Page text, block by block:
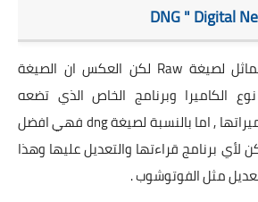
هذه الامتداد يعتبر مماثل لصيغة Raw لكن العكس ان الصيغة
الكاميرا وبرنامج الخاص الذي تضعه
الشركات في تصنيع كاميراتها , اما بالنسبة لصيغة dng فهي افضل
لأي برنامج قراءتها والتعديل عليها وهذا
مثل الفوتوشوب .